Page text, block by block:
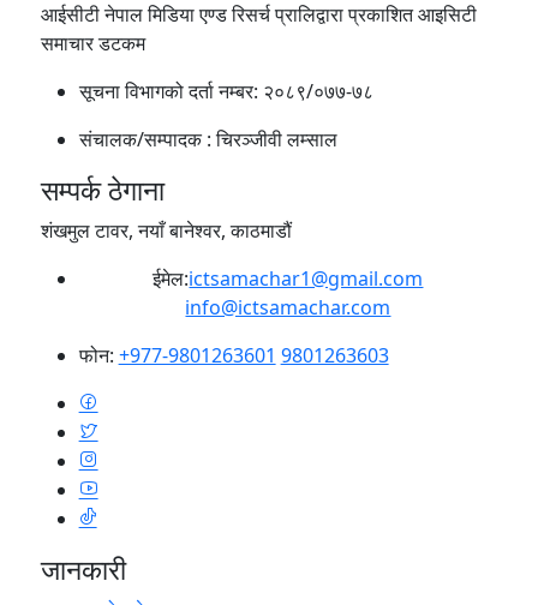
आईसीटी नेपाल मिडिया एण्ड रिसर्च प्रालिद्वारा प्रकाशित आइसिटी
समाचार डटकम
सूचना विभागको दर्ता नम्बर: २०८९/०७७-७८
संचालक/सम्पादक :चिरञ्जीवी लम्साल
सम्पर्क ठेगाना
शंखमुल टावर, नयाँ बानेश्वर, काठमाडौं
ईमेल:ictsamachar1@gmail.com
info@ictsamachar.com
फोन: +977-9801263601 9801263603
जानकारी